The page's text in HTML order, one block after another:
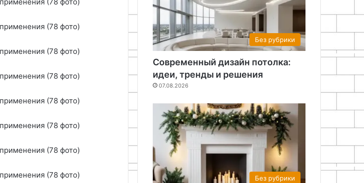
Без рубрики
Современный дизайн потолка:
идеи, тренды и решения
07.08.2026
Без рубрики